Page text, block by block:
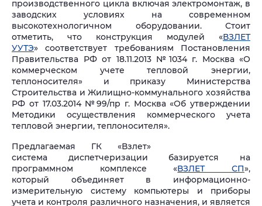
производственного цикла включая электромонтаж, в
заводских условиях на современном
высокотехнологичном оборудовании. Стоит
отметить, что конструкция модулей «ВЗЛЕТ
УУТЭ» соответствует требованиям Постановления
Правительства РФ от 18.11.2013 №1034 г. Москва «О
коммерческом учете тепловой энергии,
теплоносителя» и приказу Министерства
Строительства и Жилищно-коммунального хозяйства
РФ от 17.03.2014 №99/пр г. Москва «Об утверждении
Методики осуществления коммерческого учета
тепловой энергии, теплоносителя».
Предлагаемая ГК «Взлет»
система диспетчеризации базируется на
программном комплексе «ВЗЛЕТ СП»,
который объединяет в информационно-
измерительную систему компьютеры и приборы
учета и контроля различного назначения, и является